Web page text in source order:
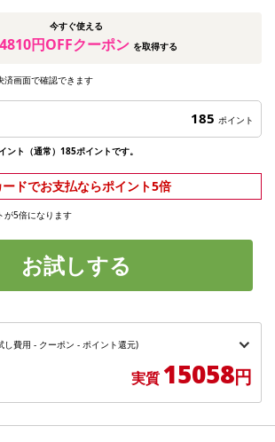
今すぐ使える
4810円OFFクーポン を取得する
画面で確認できます
185 ポイント
ト（通常）185ポイントです。
ドでお支払ならポイント5倍
が5倍になります
お試しする
し費用 - クーポン - ポイント還元)
実質 15058円